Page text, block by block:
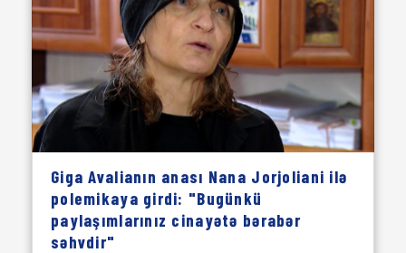
Giga Avalianın anası Nana Jorjoliani ilə
polemikaya girdi: "Bugünkü
paylaşımlarınız cinayətə bərabər
səhvdir"